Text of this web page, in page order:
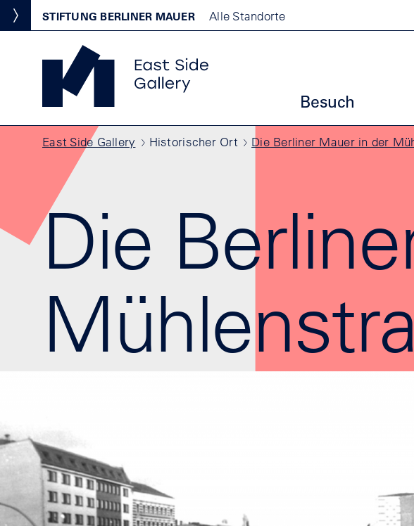
Direkt zum Inhalt
Standortmenu
Show locations
STIFTUNG BERLINER MAUER Alle Standorte
East Side Gallery Startseite
Hauptmenu ESG
Besuch
Pfadnavigation
East Side Gallery Historischer Ort Die Berliner Mauer in der
Die